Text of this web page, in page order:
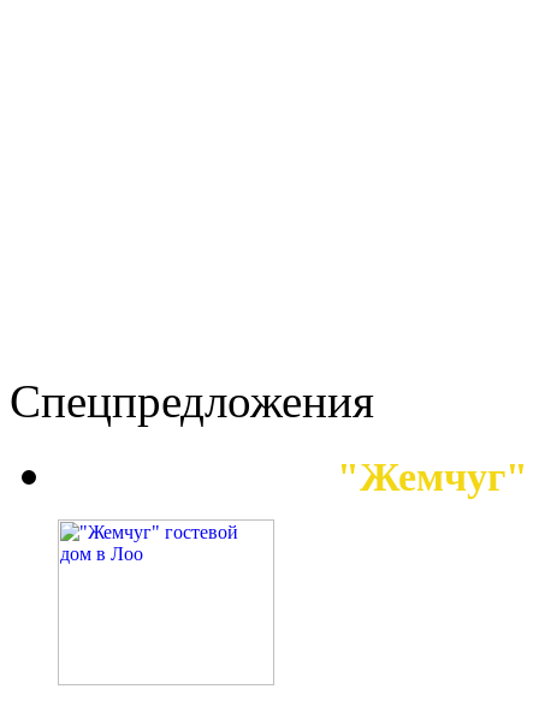
Спецпредложения
"Жемчуг"